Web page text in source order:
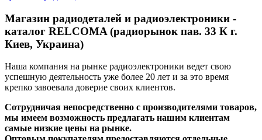
Магазин радиодеталей и радиоэлектроники -
каталог RELCOMA (радиорынок пав. 33 К г.
Киев, Украина)
Наша компания на рынке радиоэлектроники ведет свою
успешную деятельность уже более 20 лет и за это время
крепко завоевала доверие своих клиентов.
Сотрудничая непосредственно с производителями товаров,
мы имеем возможность предлагать нашим клиентам
самые низкие цены на рынке.